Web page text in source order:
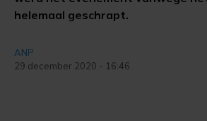
helemaal geschrapt.
ANP
29 december 2020 - 16:46